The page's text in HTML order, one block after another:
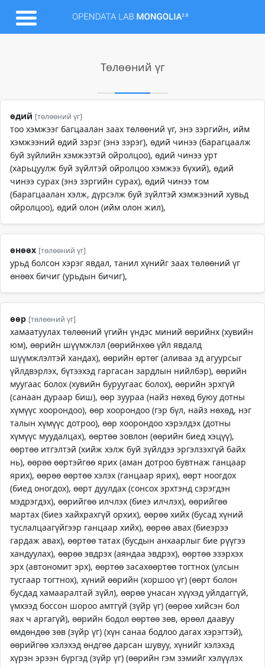
Төлөөний үг
өдий [төлөөний үг]
тоо хэмжээг багцаалан заах төлөөний үг, энэ зэргийн, ийм
хэмжээний өдий зэрэг (энэ зэрэг), өдий чинээ (барагцаалж
буй зүйлийн хэмжээтэй ойролцоо), өдий чинээ урт
(харьцуулж буй зүйлтэй ойролцоо хэмжээ бүхий), өдий
чинээ сурах (энэ зэргийн сурах), өдий чинээ том
(барагцаалан хэлж, дүрсэлж буй зүйлтэй хэмжээний хувьд
ойролцоо), өдий олон (ийм олон жил),
өнөөх [төлөөний үг]
урьд болсон хэрэг явдал, танил хүнийг заах төлөөний үг
өнөөх бичиг (урьдын бичиг),
өөр [төлөөний үг]
хамаатуулах төлөөний үгийн үндэс миний өөрийнх (хувийн
юм), өөрийн шүүмжлэл (өөрийнхөө үйл явдалд
шүүмжлэлтэй хандах), өөрийн өртөг (аливаа эд агуурсыг
үйлдвэрлэх, бүтээхэд гаргасан зардлын нийлбэр), өөрийн
муугаас болох (хувийн буруугаас болох), өөрийн эрхгүй
(санаан дураар биш), өөр зуураа (найз нөхөд буюу дотны
хүмүүс хоорондоо), өөр хоорондоо (гэр бүл, найз нөхөд, нэг
талын хүмүүс дотроо), өөр хоорондоо хэрэлдэх (дотны
хүмүүс муудалцах), өөртөө зовлон (өөрийн биед хэцүү),
өөртөө итгэлтэй (хийж хэлж буй зүйлдээ эргэлзэхгүй байх
нь), өөрөө өөртэйгөө ярих (аман дотроо бувтнаж ганцаар
ярих), өөрөө өөртөө хэлэх (ганцаар ярих), өөрт ноогдох
(биед оногдох), өөрт дуулдах (сонсох эрхтэнд сэрэгдэн
мэдрэгдэх), өөрийгөө илчлэх (биеэ илчлэх), өөрийгөө
мартах (биеэ хайхрахгүй орхих), өөрөө хийх (бусад хүний
туслалцаагүйгээр ганцаар хийх), өөрөө авах (биеэрээ
гардаж авах), өөртөө татах (бусдын анхаарлыг бие рүүгээ
хандуулах), өөрөө эвдрэх (аяндаа эвдрэх), өөртөө эзэрхэх
эрх (автономит эрх), өөртөө засахөөртөө тогтнох (улсын
тусгаар тогтнох), хүний өөрийн (хоршоо үг) (өөрт болон
бусдад хамааралтай зүйл), өөрөө унасан хүүхэд уйлдаггүй,
үмхээд боссон шороо амтгүй (зүйр үг) (өөрөө хийсэн бол
яах ч аргагүй), өөрийн бодол өөртөө зөв, өрөөл даавуу
өмдөндөө зөв (зүйр үг) (хүн санаа бодлоо дагах хэрэгтэй),
өөрийгөө хэлэхэд өндгөө дарсан шувуу, хүнийг хэлэхэд
хүрэн эрээн бүргэд (зүйр үг) (өөрийн гэм зэмийг хэлүүлэх